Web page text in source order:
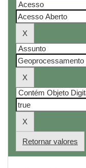
Retornar valores